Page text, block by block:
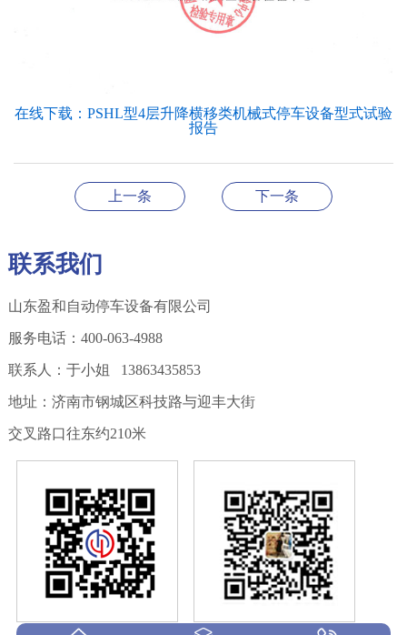
在线下载：PSHL型4层升降横移类机械式停车设备型式试验
报告
上一条 下一条
联系我们
山东盈和自动停车设备有限公司
服务电话：400-063-4988
联系人：于小姐 13863435853
地址：济南市钢城区科技路与迎丰大街
交叉路口往东约210米